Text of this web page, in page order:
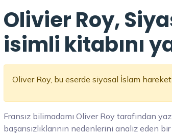
Olivier Roy,
isimli kitabını
Oliver Roy, bu eserde siyasal İslam
Fransız bilimadamı Oliver Roy tarafından
başarısızlıklarının nedenlerini analiz eden